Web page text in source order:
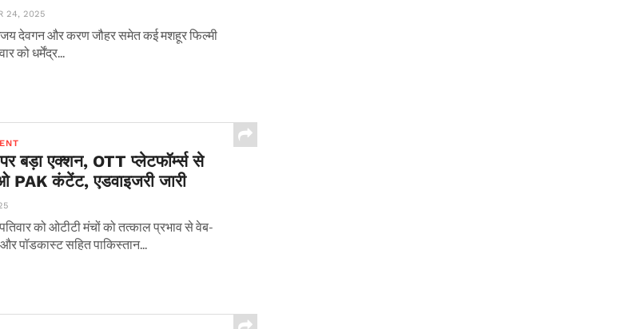
24, 2025
देवगन और करण जौहर समेत कई मशहूर फिल्मी
को धर्मेंद्र...
बड़ा एक्शन, OTT प्लेटफॉर्म्स से
PAK कंटेंट, एडवाइजरी जारी
को ओटीटी मंचों को तत्काल प्रभाव से वेब-
और पॉडकास्ट सहित पाकिस्तान...